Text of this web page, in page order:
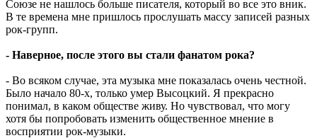
Союзе не нашлось больше писателя, который во все это вник.
В те времена мне пришлось прослушать массу записей разных
рок-групп.
- Наверное, после этого вы стали фанатом рока?
- Во всяком случае, эта музыка мне показалась очень честной.
Было начало 80-х, только умер Высоцкий. Я прекрасно
понимал, в каком обществе живу. Но чувствовал, что могу
хотя бы попробовать изменить общественное мнение в
восприятии рок-музыки.